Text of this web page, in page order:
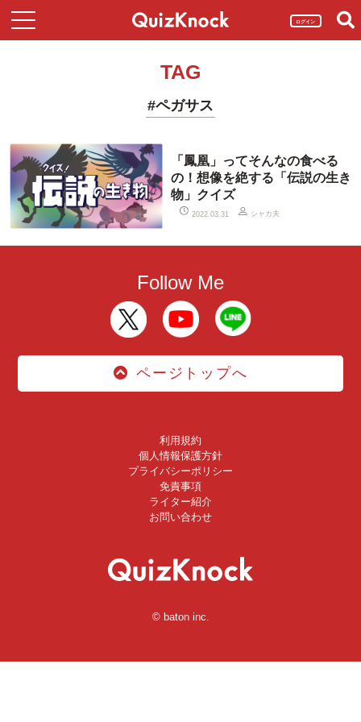
ログイン
TAG
#ペガサス
「鳳凰」ってそんなの食べる
の！想像を絶する「伝説の生き
物」クイズ
2022.03.31 シャカ夫
Follow Me
ページトップへ
利用規約
個人情報保護方針
プライバシーポリシー
免責事項
ライター紹介
お問い合わせ
© baton inc.